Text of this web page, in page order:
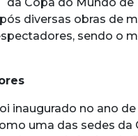
da Copa do Mundo de
diversas obras de
sendo o
inaugurado no ano de
uma das sedes da